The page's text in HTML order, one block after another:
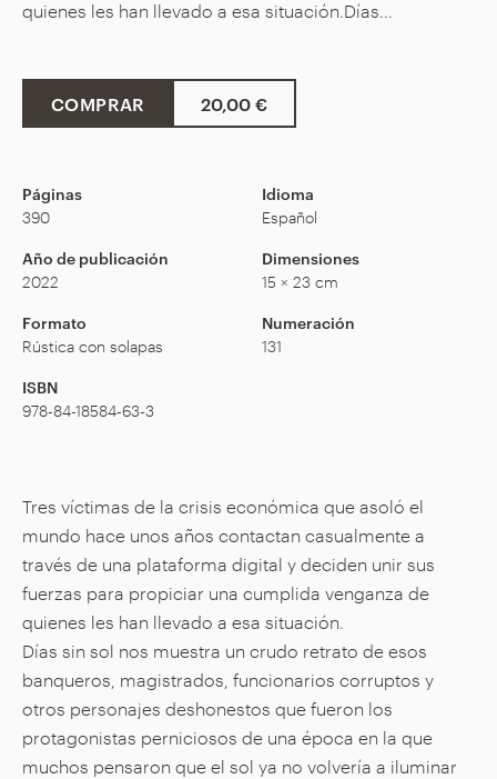
quienes les han llevado a esa situación.Días...
COMPRAR 20,00 €
Páginas
390
Idioma
Español
Año de publicación
2022
Dimensiones
15 × 23 cm
Formato
Rústica con solapas
Numeración
131
ISBN
978-84-18584-63-3
Tres víctimas de la crisis económica que asoló el
mundo hace unos años contactan casualmente a
través de una plataforma digital y deciden unir sus
fuerzas para propiciar una cumplida venganza de
quienes les han llevado a esa situación.
Días sin sol nos muestra un crudo retrato de esos
banqueros, magistrados, funcionarios corruptos y
otros personajes deshonestos que fueron los
protagonistas perniciosos de una época en la que
muchos pensaron que el sol ya no volvería a iluminar